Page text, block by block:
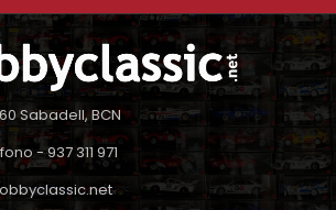
Sabadell, BCN
- 937 311 971